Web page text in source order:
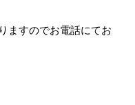
ますのでお電話にてお